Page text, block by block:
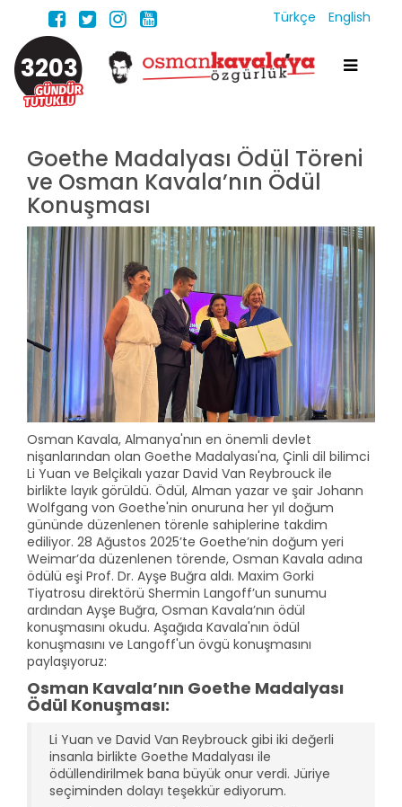
Türkçe English
3203
Goethe Madalyası Ödül Töreni
ve Osman Kavala’nın Ödül
Konuşması
Osman Kavala, Almanya'nın en önemli devlet
nişanlarından olan Goethe Madalyası'na, Çinli dil bilimci
Li Yuan ve Belçikalı yazar David Van Reybrouck ile
birlikte layık görüldü. Ödül, Alman yazar ve şair Johann
Wolfgang von Goethe'nin onuruna her yıl doğum
gününde düzenlenen törenle sahiplerine takdim
ediliyor. 28 Ağustos 2025’te Goethe’nin doğum yeri
Weimar’da düzenlenen törende, Osman Kavala adına
ödülü eşi Prof. Dr. Ayşe Buğra aldı. Maxim Gorki
Tiyatrosu direktörü Shermin Langoff’un sunumu
ardından Ayşe Buğra, Osman Kavala’nın ödül
konuşmasını okudu. Aşağıda Kavala'nın ödül
konuşmasını ve Langoff'un övgü konuşmasını
paylaşıyoruz:
Osman Kavala’nın Goethe Madalyası
Ödül Konuşması:
Li Yuan ve David Van Reybrouck gibi iki değerli
insanla birlikte Goethe Madalyası ile
ödüllendirilmek bana büyük onur verdi. Jüriye
seçiminden dolayı teşekkür ediyorum.